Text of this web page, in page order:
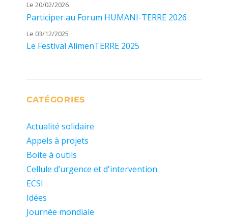
Le 20/02/2026
Participer au Forum HUMANI-TERRE 2026
Le 03/12/2025
Le Festival AlimenTERRE 2025
CATÉGORIES
Actualité solidaire
Appels à projets
Boite à outils
Cellule d’urgence et d'intervention
ECSI
Idées
Journée mondiale